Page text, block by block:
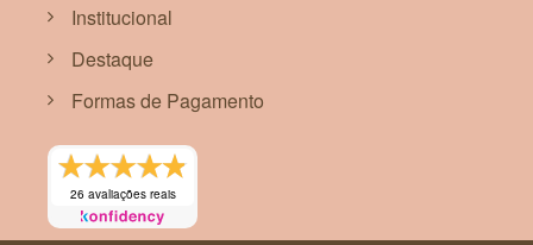
Institucional
Destaque
Formas de Pagamento
26 avaliações reais